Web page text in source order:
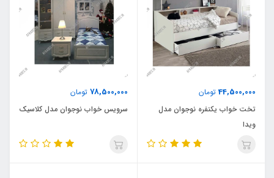
44,500,000تومان
تخت خواب یکنفره نوجوان مدل
ویدا
78,500,000 تومان
سرویس خواب نوجوان مدل کلاسیک